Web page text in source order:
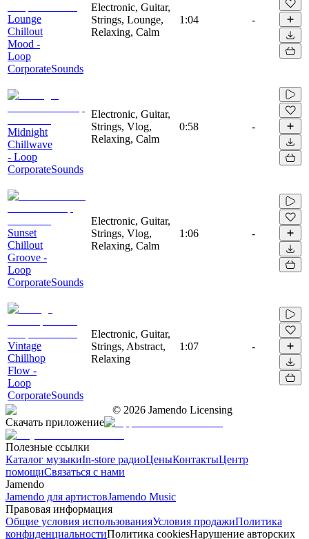
Lounge
Chillout
Mood -
Loop
CorporateSounds
Electronic, Guitar,
Strings, Lounge,
Relaxing, Calm
1:04 -
Midnight
Chillwave
- Loop
CorporateSounds
Electronic, Guitar,
Strings, Vlog,
Relaxing, Calm
0:58 -
Sunset
Chillout
Groove -
Loop
CorporateSounds
Electronic, Guitar,
Strings, Vlog,
Relaxing, Calm
1:06 -
Vintage
Chillhop
Flow -
Loop
CorporateSounds
Electronic, Guitar,
Strings, Abstract,
Relaxing
1:07 -
© 2026 Jamendo Licensing
Скачать приложение
Полезные ссылки
Каталог музыкиIn-store радиоЦеныКонтактыЦентр
помощиСвязаться с нами
Jamendo
Jamendo для артистовJamendo Music
Правовая информация
Общие условия использованияУсловия продажиПолитика
конфиденциальностиПолитика cookiesНарушение авторских